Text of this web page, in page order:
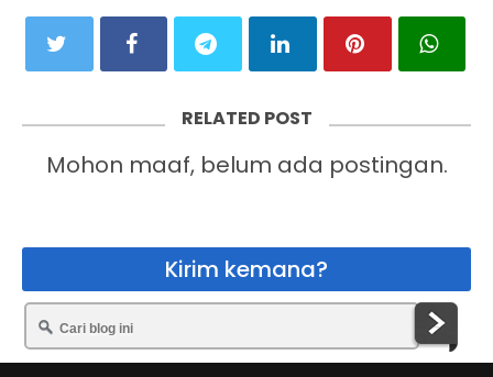
RELATED POST
Mohon maaf, belum ada postingan.
Kirim kemana?